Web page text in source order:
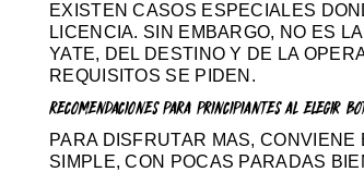
EXISTEN CASOS ESPECIALES
LICENCIA. SIN EMBARGO, NO ES
YATE, DEL DESTINO Y DE LA
REQUISITOS SE PIDEN.
RECOMENDACIONES PARA PRINCIPIANTES AL ELEGIR
PARA DISFRUTAR MAS,
SIMPLE, CON POCAS PARADAS